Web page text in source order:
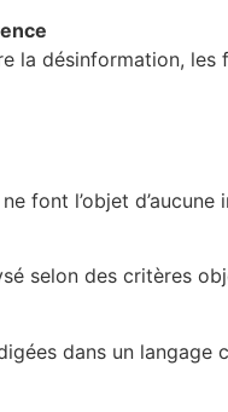
la désinformation, les
font l’objet
selon des critères
dans un langage